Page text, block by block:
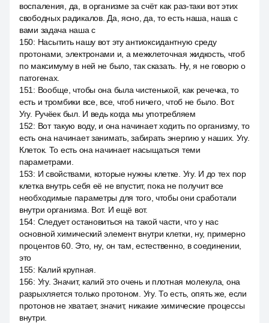
воспаления, да, в организме за счёт как раз-таки вот этих
свободных радикалов. Да, ясно, да, то есть наша, наша с
вами задача наша с
150: Насытить нашу вот эту антиоксидантную среду
протонами, электронами и, а межклеточная жидкость, чтоб
по максимуму в ней не было, так сказать. Ну, я не говорю о
патогенах.
151 : Вообще, чтобы она была чистенькой, как речечка, то
есть и тромбики все, все, чтоб ничего, чтоб не было. Вот.
Угу. Ручёек был. И ведь когда мы употребляем
152: Вот такую воду, и она начинает ходить по организму, то
есть она начинает занимать, забирать энергию у наших. Угу.
Клеток. То есть она начинает насыщаться теми
параметрами.
153: И свойствами, которые нужны клетке. Угу. И до тех пор
клетка внутрь себя её не впустит, пока не получит все
необходимые параметры для того, чтобы они сработали
внутри организма. Вот. И ещё вот.
154: Следует остановиться на такой части, что у нас
основной химический элемент внутри клетки, ну, примерно
процентов 60. Это, ну, он там, естественно, в соединении,
это
155: Калий крупная.
156: Угу. Значит, калий это очень и плотная молекула, она
разрыхляется только протоном. Угу. То есть, опять же, если
протонов не хватает, значит, никакие химические процессы
внутри.